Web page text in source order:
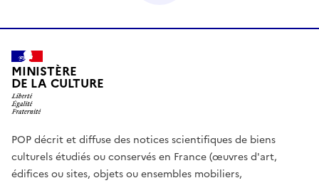
MINISTÈRE
DE LA CULTURE
POP décrit et diffuse des notices scientifiques de biens
culturels étudiés ou conservés en France (œuvres d'art,
édifices ou sites, objets ou ensembles mobiliers,